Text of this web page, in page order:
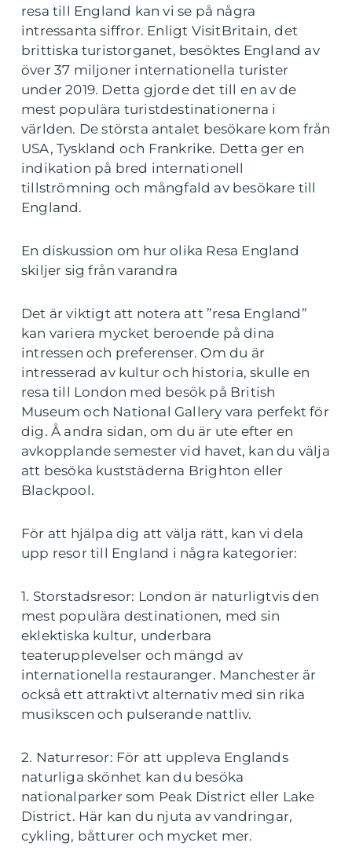
resa till England kan vi se på några
intressanta siffror. Enligt VisitBritain, det
brittiska turistorganet, besöktes England av
över 37 miljoner internationella turister
under 2019. Detta gjorde det till en av de
mest populära turistdestinationerna i
världen. De största antalet besökare kom från
USA, Tyskland och Frankrike. Detta ger en
indikation på bred internationell
tillströmning och mångfald av besökare till
England.
En diskussion om hur olika Resa England
skiljer sig från varandra
Det är viktigt att notera att ”resa England”
kan variera mycket beroende på dina
intressen och preferenser. Om du är
intresserad av kultur och historia, skulle en
resa till London med besök på British
Museum och National Gallery vara perfekt för
dig. Å andra sidan, om du är ute efter en
avkopplande semester vid havet, kan du välja
att besöka kuststäderna Brighton eller
Blackpool.
För att hjälpa dig att välja rätt, kan vi dela
upp resor till England i några kategorier:
1. Storstadsresor: London är naturligtvis den
mest populära destinationen, med sin
eklektiska kultur, underbara
teaterupplevelser och mängd av
internationella restauranger. Manchester är
också ett attraktivt alternativ med sin rika
musikscen och pulserande nattliv.
2. Naturresor: För att uppleva Englands
naturliga skönhet kan du besöka
nationalparker som Peak District eller Lake
District. Här kan du njuta av vandringar,
cykling, båtturer och mycket mer.